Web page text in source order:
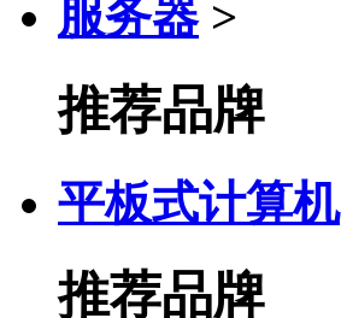
服务器 >
推荐品牌
平板式计算机
推荐品牌